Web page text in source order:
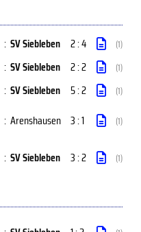
: SV Siebleben 2 : 4 (1)
: SV Siebleben 2 : 2 (1)
: SV Siebleben 5 : 2 (1)
: Arenshausen 3 : 1 (1)
: SV Siebleben 3 : 2 (1)